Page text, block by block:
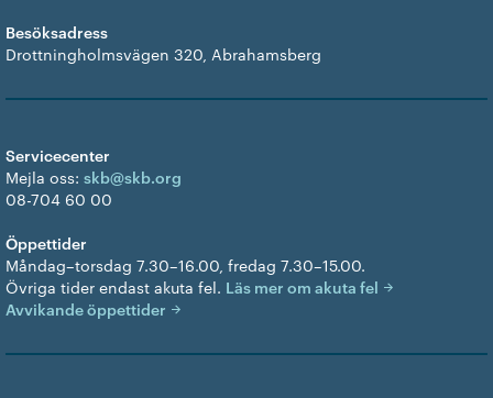
Besöksadress
Drottningholmsvägen 320, Abrahamsberg
Servicecenter
Mejla oss: skb@skb.org
08-704 60 00
Öppettider
Måndag–torsdag 7.30–16.00, fredag 7.30–15.00.
Övriga tider endast akuta fel. Läs mer om akuta fel
Avvikande öppettider